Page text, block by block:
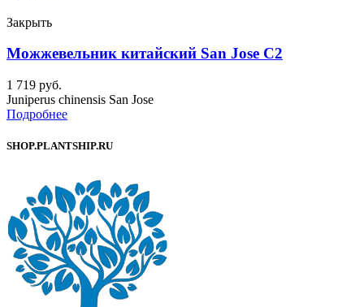
Закрыть
Можжевельник китайский San Jose C2
1 719 руб.
Juniperus chinensis San Jose
Подробнее
SHOP.PLANTSHIP.RU